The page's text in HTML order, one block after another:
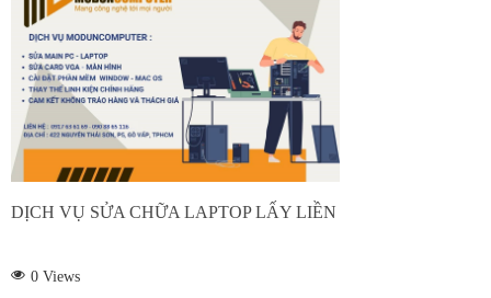
DỊCH VỤ SỬA CHỮA LAPTOP LẤY LIỀN
0 Views